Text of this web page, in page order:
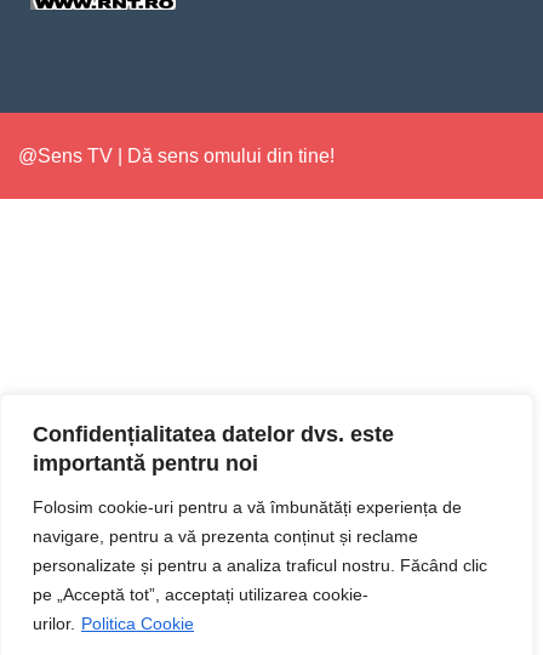
Confidențialitatea datelor dvs. este
importantă pentru noi
Folosim cookie-uri pentru a vă îmbunătăți experiența de
navigare, pentru a vă prezenta conținut și reclame
personalizate și pentru a analiza traficul nostru. Făcând clic
pe „Acceptă tot”, acceptați utilizarea cookie-
urilor. Politica Cookie
@Sens TV | Dă sens omului din tine!